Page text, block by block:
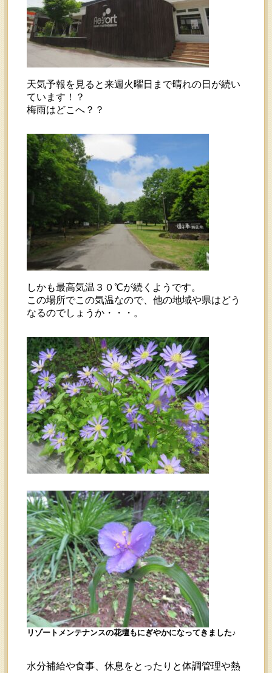
天気予報を見ると来週火曜日まで晴れの日が続い
ています！？
梅雨はどこへ？？
しかも最高気温３０℃が続くようです。
この場所でこの気温なので、他の地域や県はどう
なるのでしょうか・・・。
リゾートメンテナンスの花壇もにぎやかになってきました♪
水分補給や食事、休息をとったりと体調管理や熱